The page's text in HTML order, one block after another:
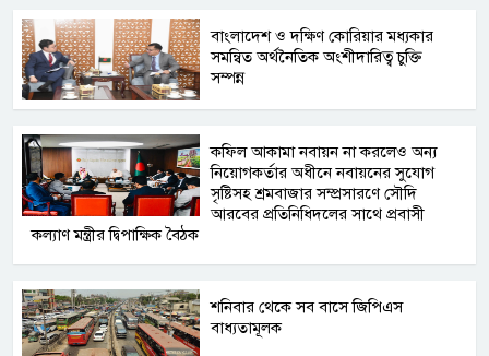
বাংলাদেশ ও দক্ষিণ কোরিয়ার মধ্যকার
সমন্বিত অর্থনৈতিক অংশীদারিত্ব চুক্তি
সম্পন্ন
কফিল আকামা নবায়ন না করলেও অন্য
নিয়োগকর্তার অধীনে নবায়নের সুযোগ
সৃষ্টিসহ শ্রমবাজার সম্প্রসারণে সৌদি
আরবের প্রতিনিধিদলের সাথে প্রবাসী
কল্যাণ মন্ত্রীর দ্বিপাক্ষিক বৈঠক
শনিবার থেকে সব বাসে জিপিএস
বাধ্যতামূলক